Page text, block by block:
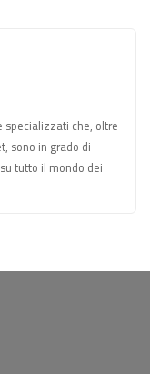
che, oltre
sono in grado di
tutto il mondo dei